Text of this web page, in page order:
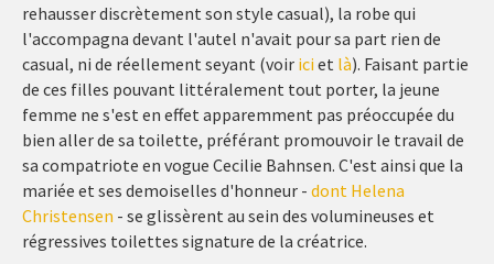
rehausser discrètement son style casual), la robe qui
l'accompagna devant l'autel n'avait pour sa part rien de
casual, ni de réellement seyant (voir ici et là). Faisant partie
de ces filles pouvant littéralement tout porter, la jeune
femme ne s'est en effet apparemment pas préoccupée du
bien aller de sa toilette, préférant promouvoir le travail de
sa compatriote en vogue Cecilie Bahnsen. C'est ainsi que la
mariée et ses demoiselles d'honneur - dont Helena
Christensen - se glissèrent au sein des volumineuses et
régressives toilettes signature de la créatrice.